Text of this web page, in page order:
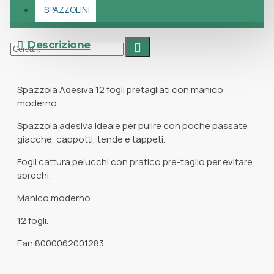
SPAZZOLINI
Descrizione
Spazzola Adesiva 12 fogli pretagliati con manico
moderno
Spazzola adesiva ideale per pulire con poche passate
giacche, cappotti, tende e tappeti.
Fogli cattura pelucchi con pratico pre-taglio per evitare
sprechi.
Manico moderno.
12 fogli.
Ean 8000062001283